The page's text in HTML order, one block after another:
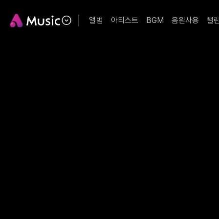
앨범 아티스트 BGM 음원사용 챌